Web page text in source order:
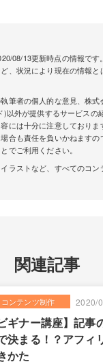
08/13更新時点の情報で
、状況により現在の情報と
筆者の個人的な意見、株式
)以外が提供するサービスの
には十分に注意しており
合も責任を負いかねます
でご利用ください。
ラストなど、すべてのコン
関連記事
コンテンツ制作 2020/
ビギナー講座】記
決まる！？アフィ
かた